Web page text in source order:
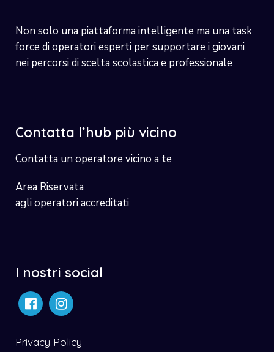
Non solo una piattaforma intelligente ma una task
force di operatori esperti per supportare i giovani
nei percorsi di scelta scolastica e professionale
Contatta l’hub più vicino
Contatta un operatore vicino a te
Area Riservata
agli operatori accreditati
I nostri social
Privacy Policy